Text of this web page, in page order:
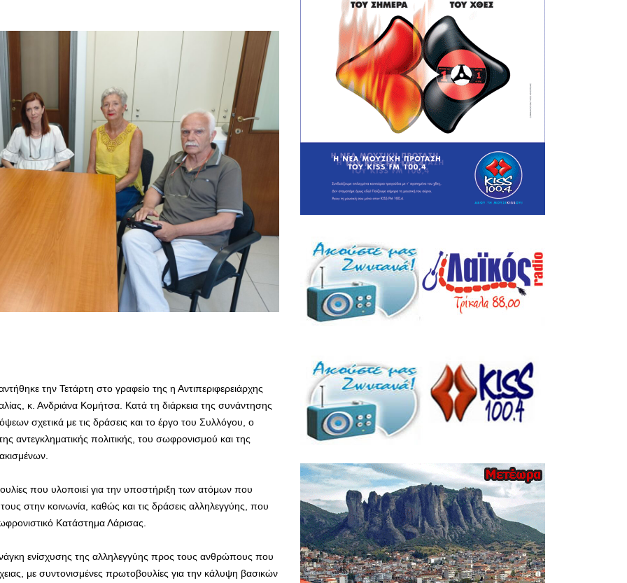
την Τετάρτη στο γραφείο της η Αντιπεριφερειάρχης
κ. Ανδριάνα Κομήτσα. Κατά τη διάρκεια της συνάντησης
σχετικά με τις δράσεις και το έργο του Συλλόγου, ο
αντεγκληματικής πολιτικής, του σωφρονισμού και της
που υλοποιεί για την υποστήριξη των ατόμων που
στην κοινωνία, καθώς και τις δράσεις αλληλεγγύης, που
Κατάστημα Λάρισας.
ενίσχυσης της αλληλεγγύης προς τους ανθρώπους που
με συντονισμένες πρωτοβουλίες για την κάλυψη βασικών